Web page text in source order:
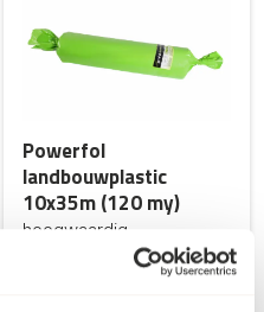
Powerfol
landbouwplastic
10x35m (120 my)
hoogwaardig
landbouwfolie |
staffelkortingen bij